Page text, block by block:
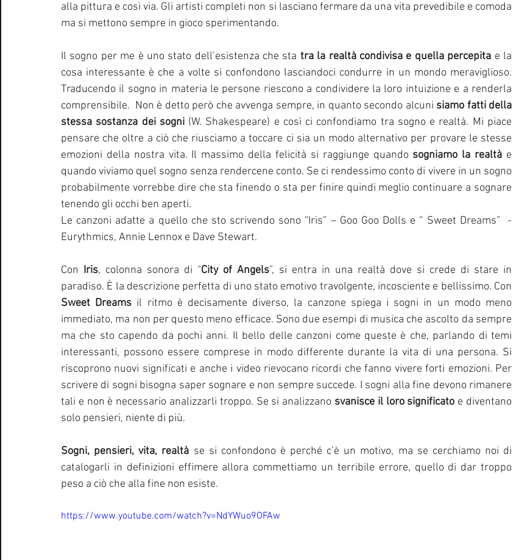
alla pittura e così via. Gli artisti completi non si lasciano fermare da una vita prevedibile e comoda
ma si mettono sempre in gioco sperimentando.
Il sogno per me è uno stato dell’esistenza che sta tra la realtà condivisa e quella percepita e la
cosa interessante è che a volte si confondono lasciandoci condurre in un mondo meraviglioso.
Traducendo il sogno in materia le persone riescono a condividere la loro intuizione e a renderla
comprensibile.  Non è detto però che avvenga sempre, in quanto secondo alcuni siamo fatti della
stessa sostanza dei sogni (W. Shakespeare) e così ci confondiamo tra sogno e realtà. Mi piace
pensare che oltre a ciò che riusciamo a toccare ci sia un modo alternativo per provare le stesse
emozioni della nostra vita. Il massimo della felicità si raggiunge quando sogniamo la realtà e
quando viviamo quel sogno senza rendercene conto. Se ci rendessimo conto di vivere in un sogno
probabilmente vorrebbe dire che sta finendo o sta per finire quindi meglio continuare a sognare
tenendo gli occhi ben aperti.
Le canzoni adatte a quello che sto scrivendo sono “Iris” – Goo Goo Dolls e “ Sweet Dreams”  -
Eurythmics, Annie Lennox e Dave Stewart.
Con Iris, colonna sonora di “City of Angels”, si entra in una realtà dove si crede di stare in
Sweet Dreams il ritmo è decisamente diverso, la canzone spiega i sogni in un modo meno
immediato, ma non per questo meno efficace. Sono due esempi di musica che ascolto da sempre
ma che sto capendo da pochi anni. Il bello delle canzoni come queste è che, parlando di temi
interessanti, possono essere comprese in modo differente durante la vita di una persona. Si
riscoprono nuovi significati e anche i video rievocano ricordi che fanno vivere forti emozioni. Per
scrivere di sogni bisogna saper sognare e non sempre succede. I sogni alla fine devono rimanere
tali e non è necessario analizzarli troppo. Se si analizzano svanisce il loro significato e diventano
solo pensieri, niente di più.
Sogni, pensieri, vita, realtà se si confondono è perché c’è un motivo, ma se cerchiamo noi di
catalogarli in definizioni effimere allora commettiamo un terribile errore, quello di dar troppo
peso a ciò che alla fine non esiste.
https://www.youtube.com/watch?v=NdYWuo9OFAw